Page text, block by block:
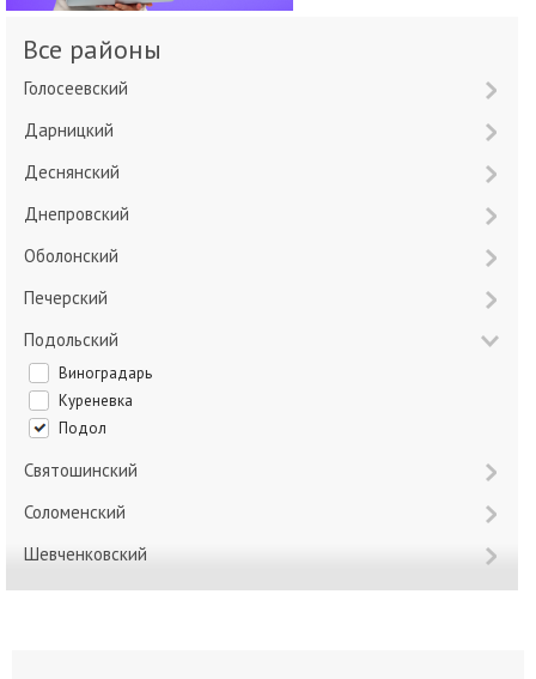
Все районы
Голосеевский
Дарницкий
Деснянский
Днепровский
Оболонский
Печерский
Подольский
Виноградарь
Куреневка
Подол
Святошинский
Соломенский
Шевченковский